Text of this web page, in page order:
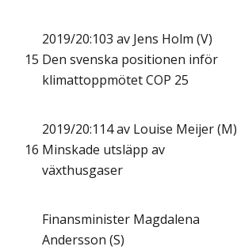
15
2019/20:103 av Jens Holm (V)
Den svenska positionen inför
klimattoppmötet COP 25
16
2019/20:114 av Louise Meijer (M)
Minskade utsläpp av
växthusgaser
Finansminister Magdalena
Andersson (S)